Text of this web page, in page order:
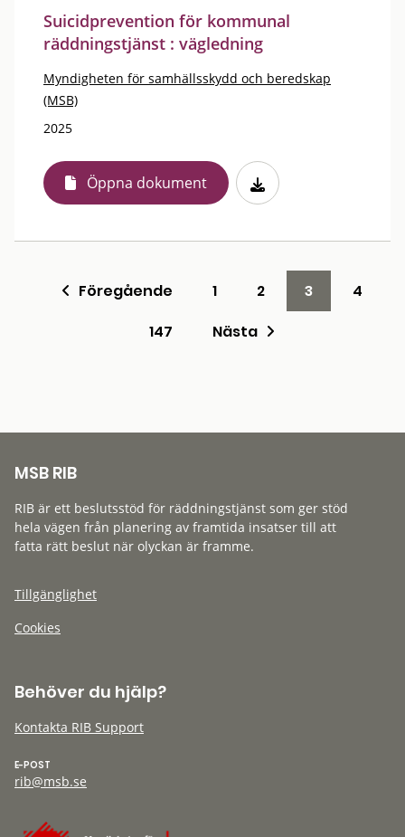
Suicidprevention för kommunal
räddningstjänst : vägledning
Myndigheten för samhällsskydd och beredskap
(MSB)
2025
Öppna dokument
Föregående 1 2 3
4
147
Nästa
MSB RIB
RIB är ett beslutsstöd för räddningstjänst som ger stöd
hela vägen från planering av framtida insatser till att
fatta rätt beslut när olyckan är framme.
Tillgänglighet
Cookies
Behöver du hjälp?
Kontakta RIB Support
E-POST
rib@msb.se